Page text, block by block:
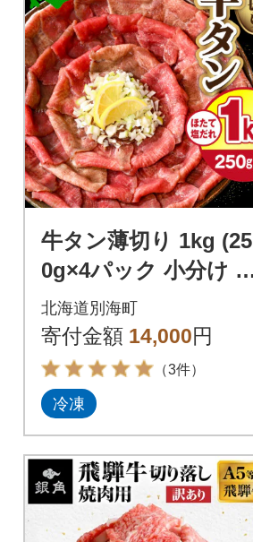
牛タン薄切り 1kg (25
0g×4パック 小分け )
特製塩だれ ほたて出
汁仕込み タン塩スラ
イス
北海道別海町
寄付金額 14,000円
（3件）
冷凍